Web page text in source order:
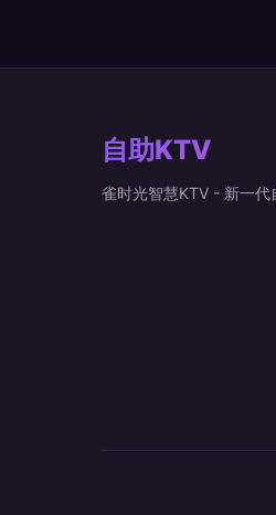
自助KTV
雀时光智慧KTV - 新一代